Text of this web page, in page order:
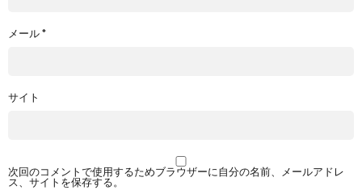
メール*
サイト
次回のコメントで使用するためブラウザーに自分の名前、メールアドレ
ス、サイトを保存する。